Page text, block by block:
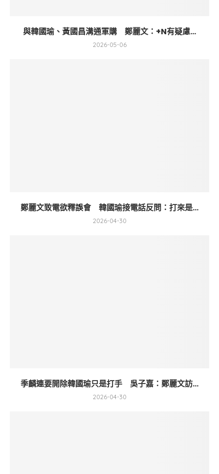
與韓國瑜、黃國昌溝通軍購 鄭麗文：+N有疑慮...
2026-05-06
鄭麗文致電欲釋誤會 韓國瑜接電話反問：打來是...
2026-04-30
季麟連要開除韓國瑜只是打手 吳子嘉：鄭麗文訪...
2026-04-30